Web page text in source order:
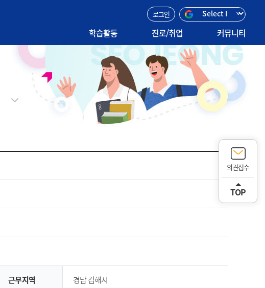
로그인
학습활동
개인비교과
그룹비교과
진로/취업
진로목표
채용정보
취업자료실
커뮤니티
공지사항
자료실
근무지역 경남 김해시
의견접수
TOP